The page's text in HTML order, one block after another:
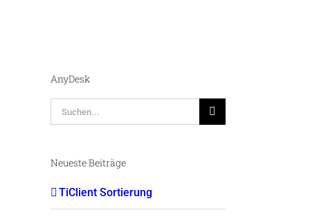
AnyDesk
Suche
nach:
Neueste Beiträge
TiClient Sortierung